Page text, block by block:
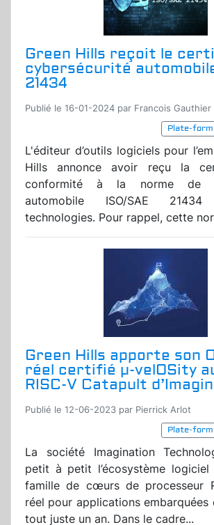
Green Hills reçoit le
cybersécurité
21434
Publié le 16-01-2024 par Francois Gauthier
Plate-
L'éditeur d’outils logiciels pour
Hills annonce avoir reçu la
conformité à la norme de
automobile ISO/SAE
technologies. Pour rappel, cette
Green Hills apporte son
réel certifié µ-velOSity
RISC-V Catapult
Publié le 12-06-2023 par Pierrick Arlot
Plate-
La société Imagination
petit à petit l’écosystème
famille de cœurs de processeur
réel pour applications embarquées
tout juste un an. Dans le cadre...